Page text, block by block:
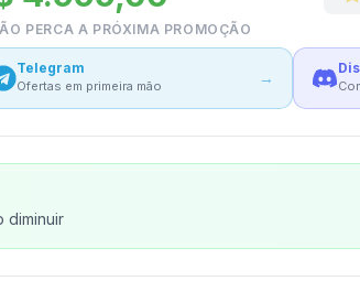
PERCA A PRÓXIMA PROMOÇÃO
Telegram
Ofertas em primeira mão →
diminuir